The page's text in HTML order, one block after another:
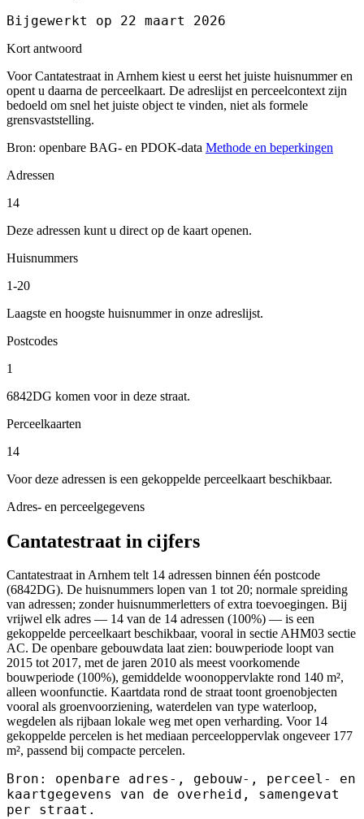
Bijgewerkt op 22 maart 2026
Kort antwoord
Voor Cantatestraat in Arnhem kiest u eerst het juiste huisnummer en
opent u daarna de perceelkaart. De adreslijst en perceelcontext zijn
bedoeld om snel het juiste object te vinden, niet als formele
grensvaststelling.
Bron: openbare BAG- en PDOK-data Methode en beperkingen
Adressen
14
Deze adressen kunt u direct op de kaart openen.
Huisnummers
1-20
Laagste en hoogste huisnummer in onze adreslijst.
Postcodes
1
6842DG komen voor in deze straat.
Perceelkaarten
14
Voor deze adressen is een gekoppelde perceelkaart beschikbaar.
Adres- en perceelgegevens
Cantatestraat in cijfers
Cantatestraat in Arnhem telt 14 adressen binnen één postcode
(6842DG). De huisnummers lopen van 1 tot 20; normale spreiding
van adressen; zonder huisnummerletters of extra toevoegingen. Bij
vrijwel elk adres — 14 van de 14 adressen (100%) — is een
gekoppelde perceelkaart beschikbaar, vooral in sectie AHM03 sectie
AC. De openbare gebouwdata laat zien: bouwperiode loopt van
2015 tot 2017, met de jaren 2010 als meest voorkomende
bouwperiode (100%), gemiddelde woonoppervlakte rond 140 m²,
alleen woonfunctie. Kaartdata rond de straat toont groenobjecten
vooral als groenvoorziening, waterdelen van type waterloop,
wegdelen als rijbaan lokale weg met open verharding. Voor 14
gekoppelde percelen is het mediaan perceeloppervlak ongeveer 177
m², passend bij compacte percelen.
Bron: openbare adres-, gebouw-, perceel- en
kaartgegevens van de overheid, samengevat
per straat.